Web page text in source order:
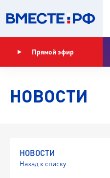
Прямой эфир
НОВОСТИ
НОВОСТИ
Назад к списку